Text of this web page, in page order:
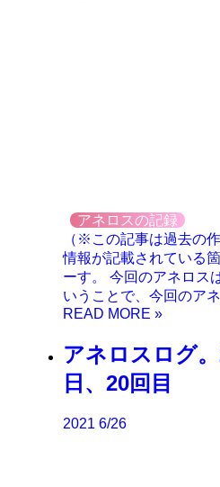
アネロスの記録
（※この記事は過去の
情報が記載されている
ーす。 今回のアネロス
いうことで、今回のア
アネロスログ
日、20回目
2021 6/26